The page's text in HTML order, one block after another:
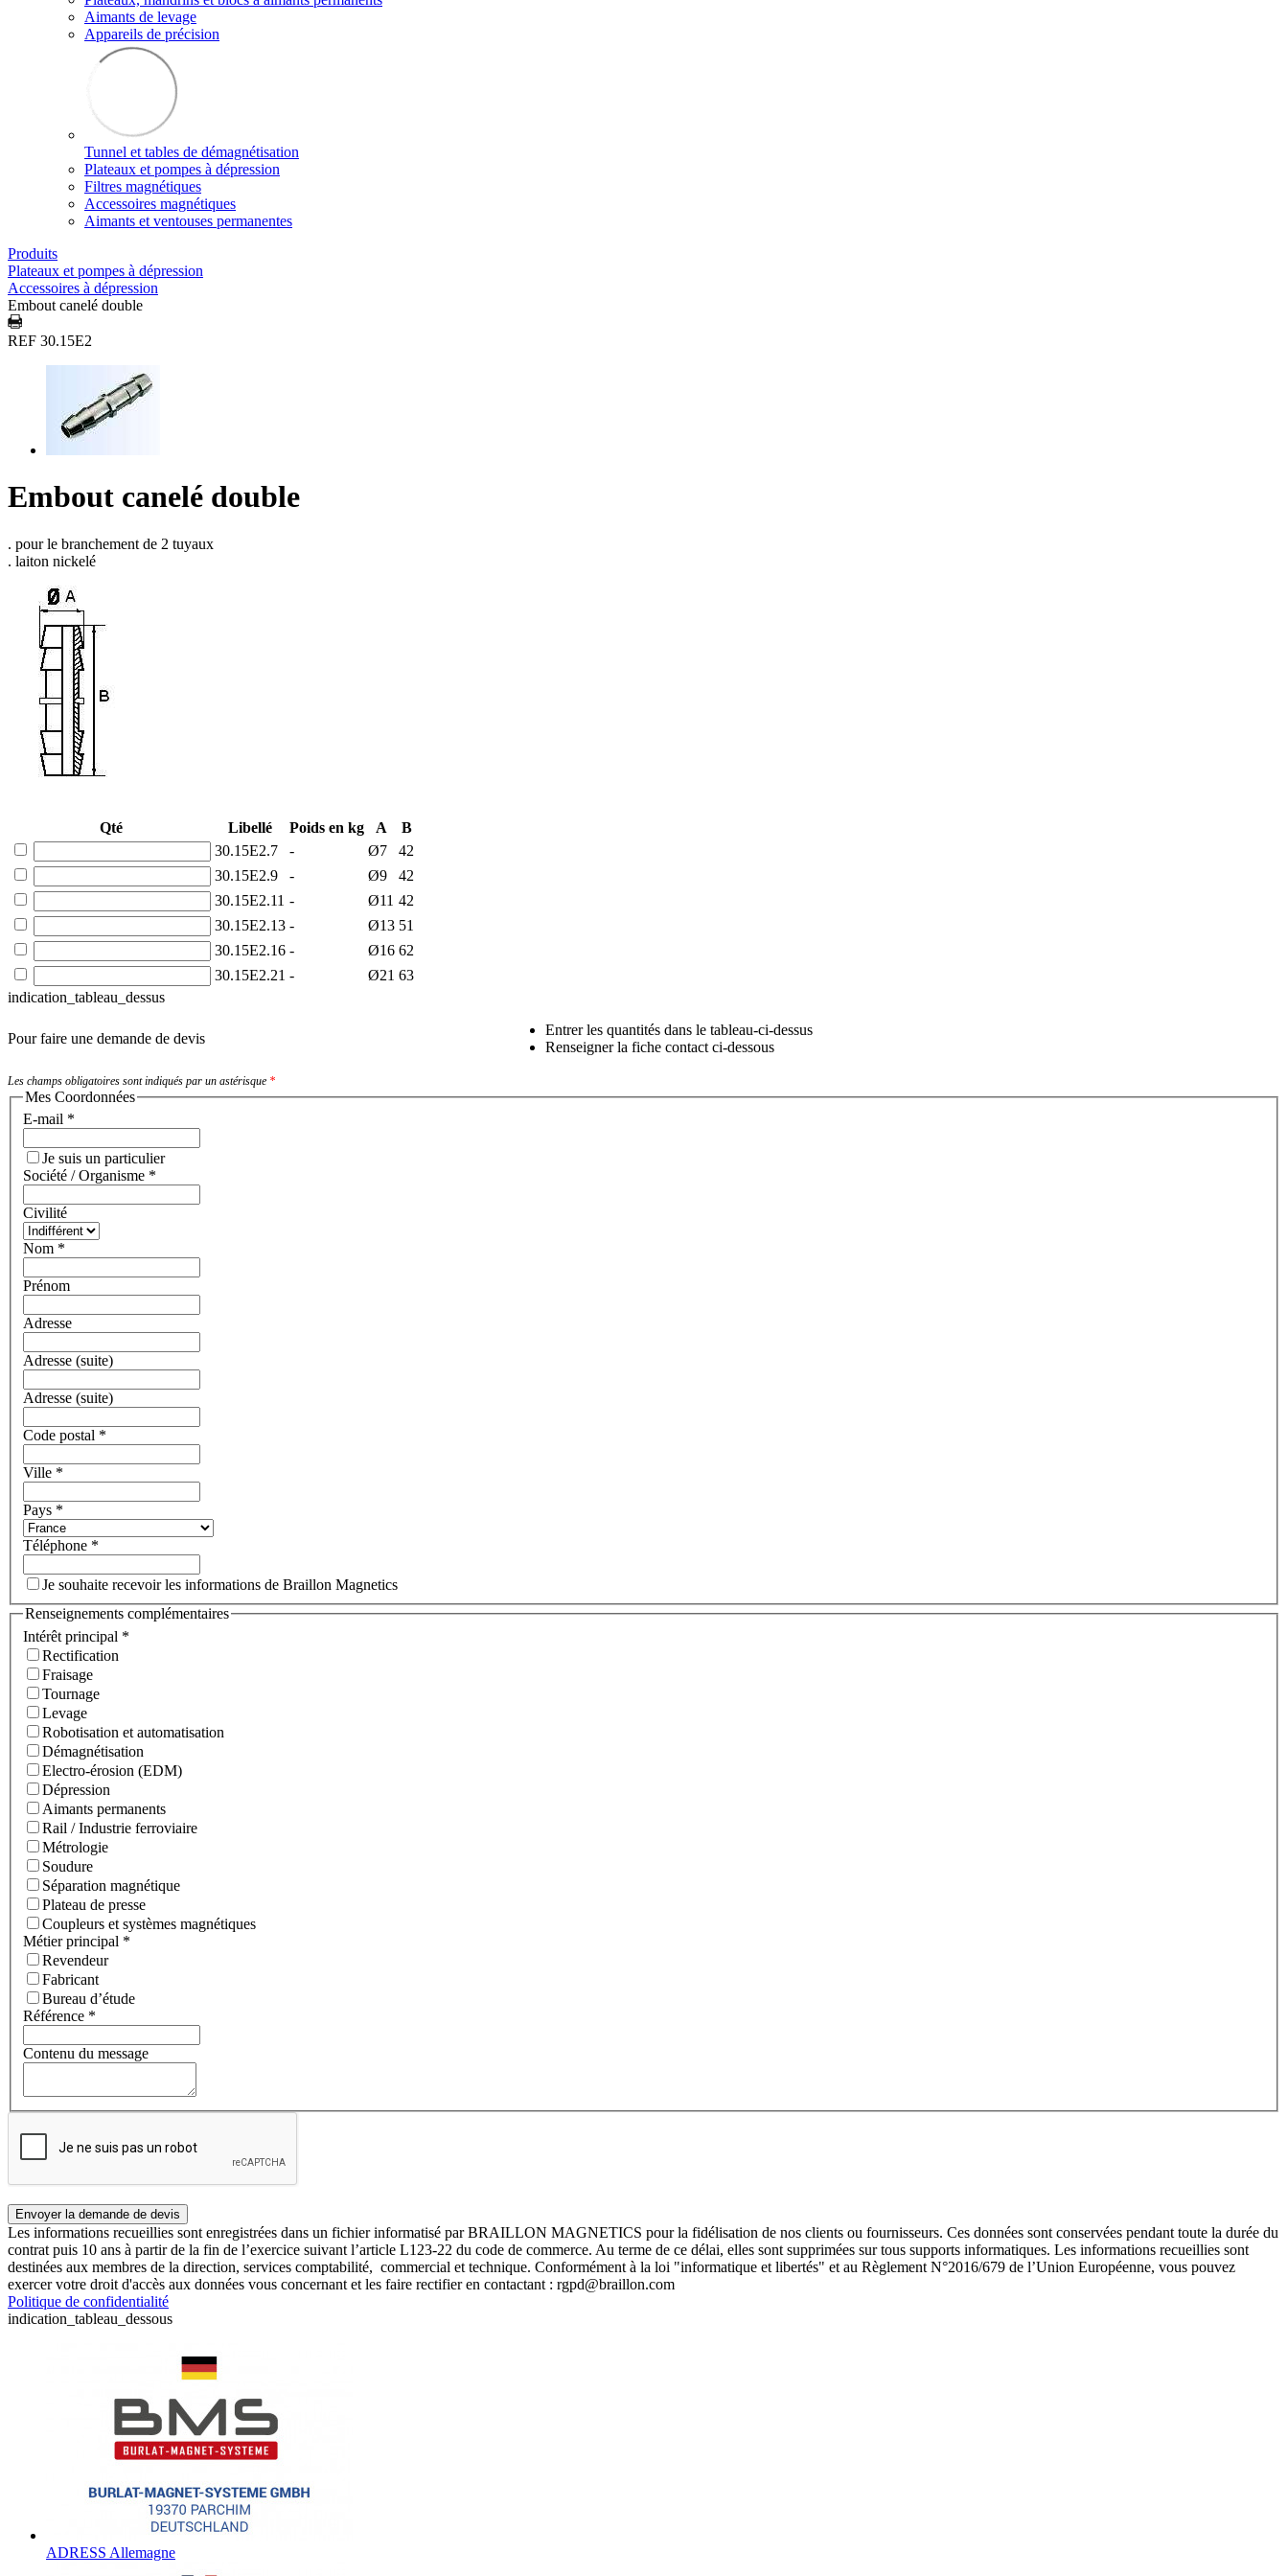
Aimants de levage
Appareils de précision
Tunnel et tables de démagnétisation
Plateaux et pompes à dépression
Filtres magnétiques
Accessoires magnétiques
Aimants et ventouses permanentes
Produits
Plateaux et pompes à dépression
Accessoires à dépression
Embout canelé double
REF 30.15E2
Embout canelé double
. pour le branchement de 2 tuyaux
. laiton nickelé
Qté Libellé Poids en kg A
B
30.15E2.7
- Ø7
42
30.15E2.9
- Ø9
42
30.15E2.11 - Ø11 42
30.15E2.13 - Ø13 51
30.15E2.16 - Ø16 62
30.15E2.21 - Ø21 63
indication_tableau_dessus
Pour faire une demande de devis
Entrer les quantités dans le tableau-ci-dessus
Renseigner la fiche contact ci-dessous
Les champs obligatoires sont indiqués par un astérisque *
Mes Coordonnées
E-mail *
Je suis un particulier
Société / Organisme *
Civilité
Nom *
Prénom
Adresse
Adresse (suite)
Adresse (suite)
Code postal *
Ville *
Pays *
Téléphone *
Je souhaite recevoir les informations de Braillon Magnetics
Renseignements complémentaires
Intérêt principal *
Rectification
Fraisage
Tournage
Levage
Robotisation et automatisation
Démagnétisation
Electro-érosion (EDM)
Dépression
Aimants permanents
Rail / Industrie ferroviaire
Métrologie
Soudure
Séparation magnétique
Plateau de presse
Coupleurs et systèmes magnétiques
Métier principal *
Revendeur
Fabricant
Bureau d’étude
Référence *
Contenu du message
Les informations recueillies sont enregistrées dans un fichier informatisé par BRAILLON MAGNETICS pour la fidélisation de nos clients ou fournisseurs. Ces données sont conservées pendant toute la durée du
contrat puis 10 ans à partir de la fin de l’exercice suivant l’article L123-22 du code de commerce. Au terme de ce délai, elles sont supprimées sur tous supports informatiques. Les informations recueillies sont
destinées aux membres de la direction, services comptabilité, commercial et technique. Conformément à la loi "informatique et libertés" et au Règlement N°2016/679 de l’Union Européenne, vous pouvez
exercer votre droit d'accès aux données vous concernant et les faire rectifier en contactant : rgpd@braillon.com
Politique de confidentialité
indication_tableau_dessous
ADRESS Allemagne